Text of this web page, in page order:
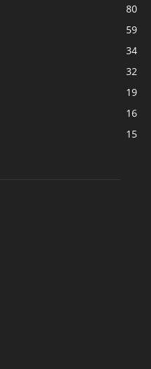
80
59
34
32
19
16
15